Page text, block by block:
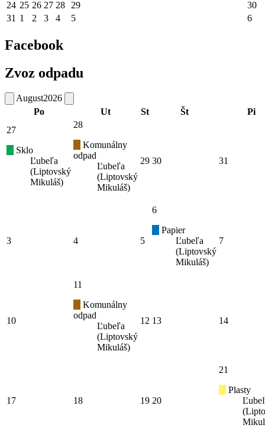
24 25 26 27 28 29
30
31 1 2 3 4 5 6
Facebook
Zvoz odpadu
August2026
Po
Ut St Št
Pi
27
Sklo
Ľubeľa
(Liptovský
Mikuláš)
28
Komunálny
odpad
Ľubeľa
(Liptovský
Mikuláš)
29 30 31
3 4 5
6
Papier
Ľubeľa
(Liptovský
Mikuláš)
7
10
11
Komunálny
odpad
Ľubeľa
(Liptovský
Mikuláš)
12 13 14
17 18 19 20
21
Plasty